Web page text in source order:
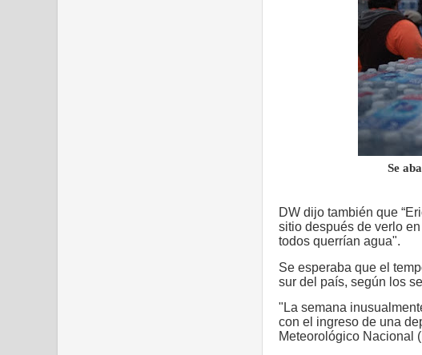
Se abastecen
DW dijo también que
sitio después de verlo
todos querrían agua".
Se esperaba que el
sur del país, según los
"La semana
con el ingreso de una
Meteorológico Nacional